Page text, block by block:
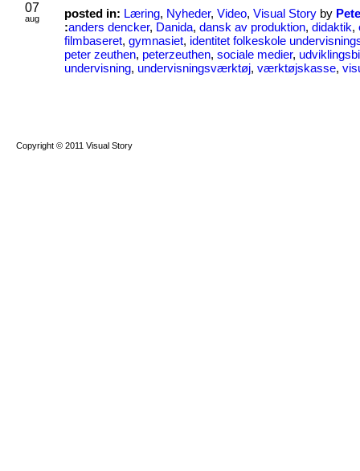
07
aug posted in: Læring, Nyheder, Video, Visual Story by
:anders dencker, Danida, dansk av produktion, didaktik,
filmbaseret, gymnasiet, identitet folkeskole
peter zeuthen, peterzeuthen, sociale medier,
undervisning, undervisningsværktøj, værktøjskasse,
Copyright © 2011 Visual Story